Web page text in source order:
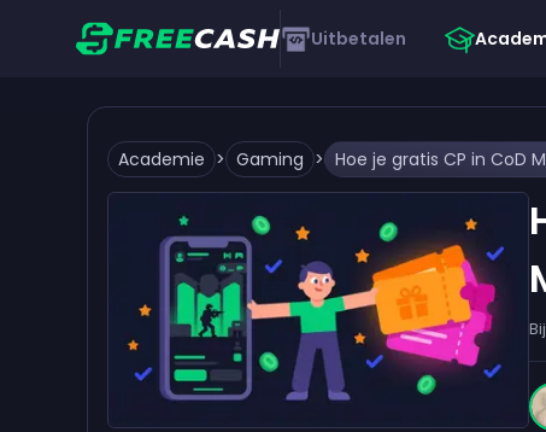
Uitbetalen
Academie > Gaming >